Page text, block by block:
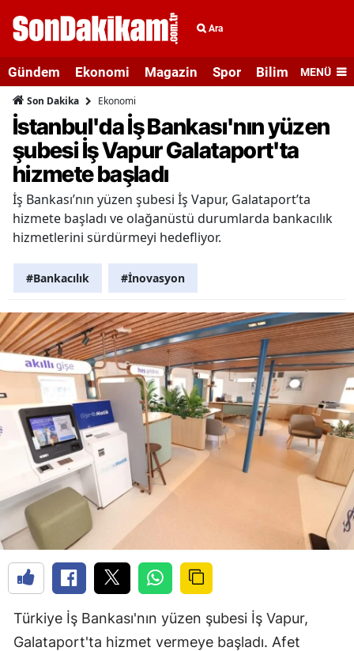
Ara
Gündem Ekonomi Magazin Spor Bilim veMENÜ
Son Dakika Ekonomi
İstanbul'da İş Bankası'nın yüzen
şubesi İş Vapur Galataport'ta
hizmete başladı
İş Bankası’nın yüzen şubesi İş Vapur, Galataport’ta
hizmete başladı ve olağanüstü durumlarda bankacılık
hizmetlerini sürdürmeyi hedefliyor.
#Bankacılık #İnovasyon
Türkiye İş Bankası'nın yüzen şubesi İş Vapur,
Galataport'ta hizmet vermeye başladı. Afet